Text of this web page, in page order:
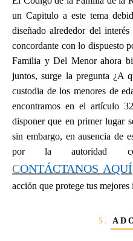
un Capitulo a este tema
diseñado alrededor del
concordante con lo dispuesto
Familia y Del Menor ahora
juntos, surge la pregunta ¿A
custodia de los menores de
encontramos en el artículo
disponer que en primer lugar
sin embargo, en ausencia de
por la autoridad
CONTÁCTANOS AQUÍ
acción que protege tus mejores
5.